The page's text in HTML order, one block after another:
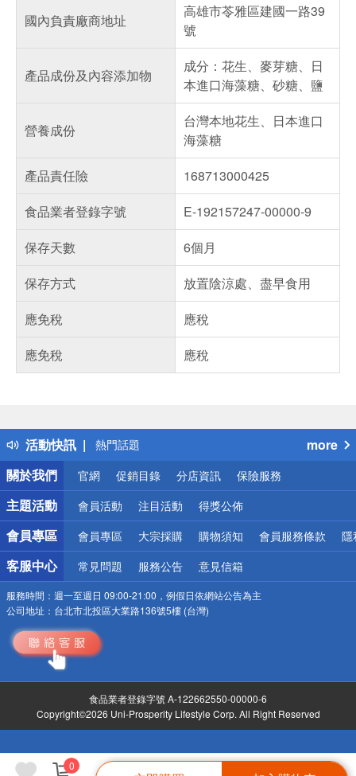
0
國內負責廠商地址
高雄市苓雅區建國一路39
號
產品成份及內容添加物
成分：花生、麥芽糖、日
本進口海藻糖、砂糖、鹽
營養成份
台灣本地花生、日本進口
海藻糖
產品責任險
168713000425
食品業者登錄字號
E-192157247-00000-9
保存天數
6個月
保存方式
放置陰涼處、盡早食用
應免稅
應稅
應免稅
應稅
活動快訊
得獎公告
熱門話題
銀行優惠
偏遠地區配送
詐騙網頁！請小心！
more
關於我們
官網 促銷目錄 分店資訊 保險服務
主題活動 會員活動 注目活動 得獎公佈
會員專區 會員專區 大宗採購 購物須知 會員服務條款 隱
客服中心 常見問題 服務公告 意見信箱
服務時間： 週一至週日 09:00-21:00，例假日依網站公告為主
公司地址： 台北市北投區大業路136號5樓 (台灣)
食品業者登錄字號 A-122662550-00000-6
Copyright©2026 Uni-Prosperity Lifestyle Corp. All Right Reserved